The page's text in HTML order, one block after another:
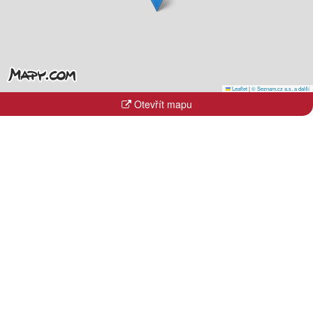
Leaflet|© Seznam.cz a.s. a další
Otevřít mapu